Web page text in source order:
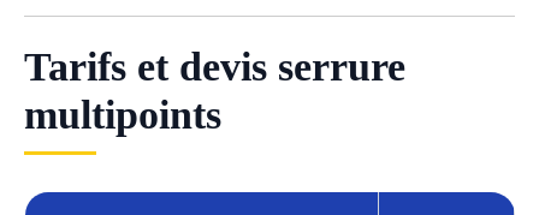
Tarifs et devis serrure
multipoints